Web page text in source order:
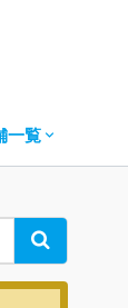
一覧
Search